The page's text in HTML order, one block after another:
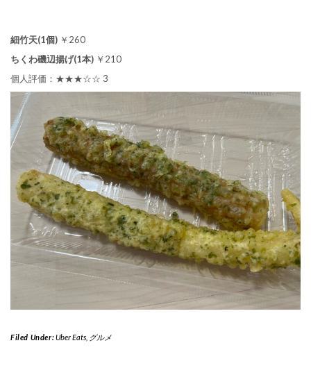
細竹天(1個) ￥260
ちくわ磯辺揚げ(1本) ￥210
個人評価：★★★☆☆ 3
Filed Under:Uber Eats, グルメ